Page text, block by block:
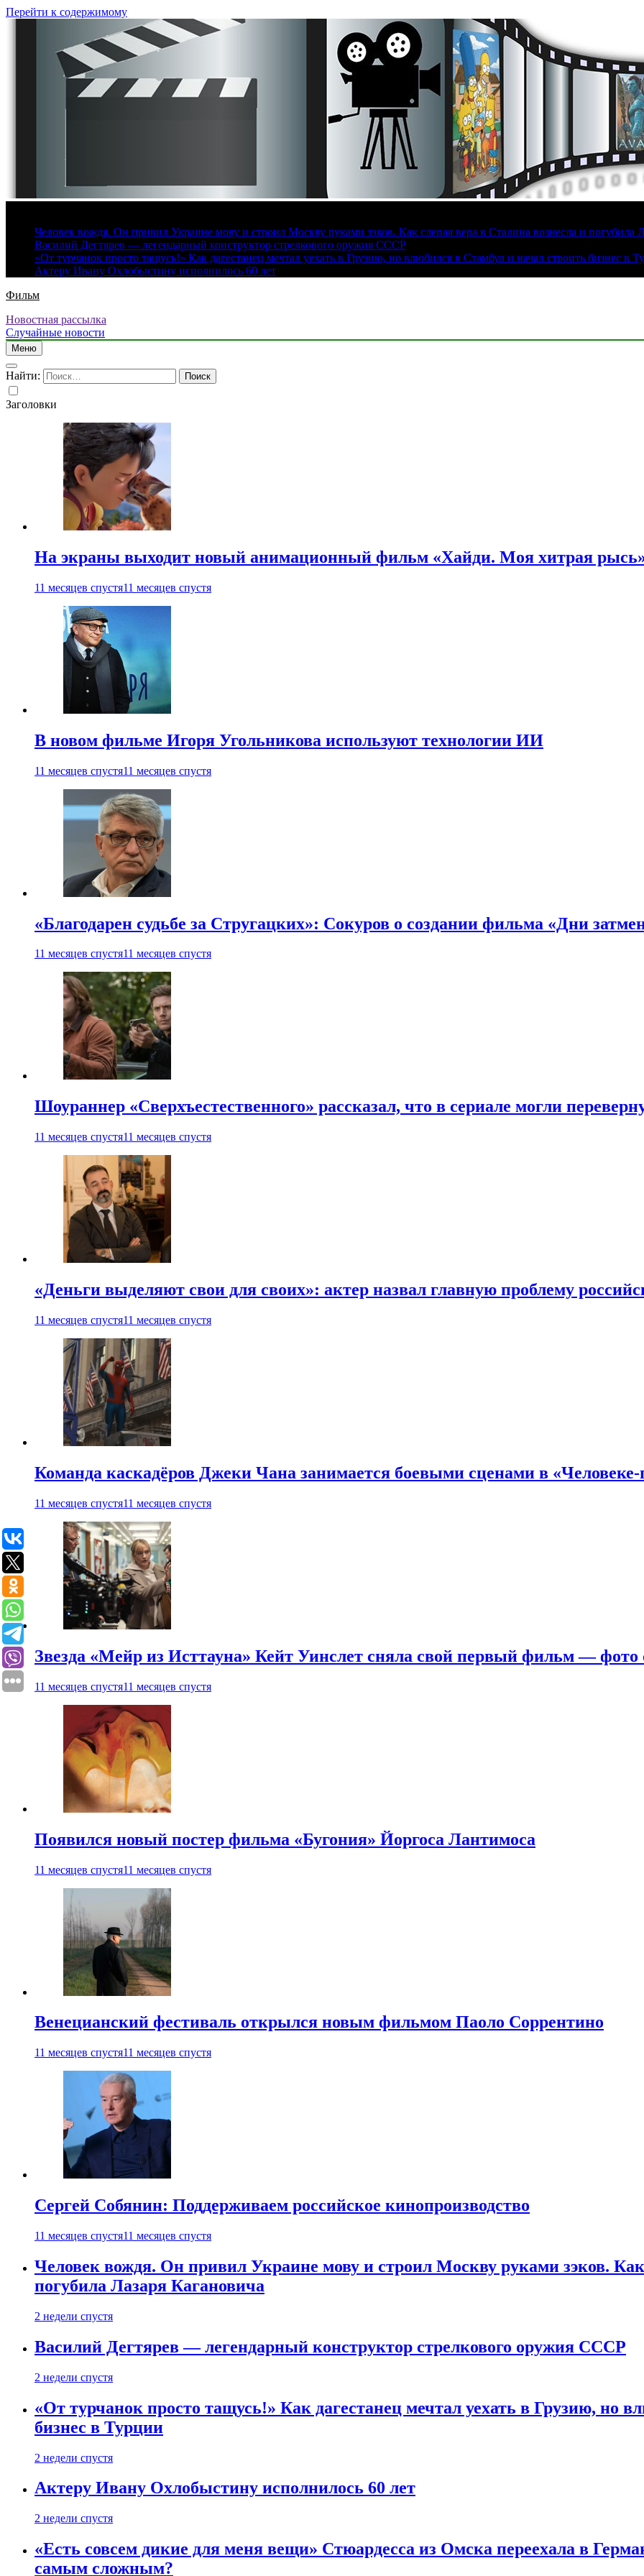
Перейти к содержимому
Человек вождя. Он привил Украине мову и строил Москву руками зэков. Как слепая вера в Сталина вознесла и погубила
Василий Дегтярев — легендарный конструктор стрелкового оружия СССР
«От турчанок просто тащусь!» Как дагестанец мечтал уехать в Грузию, но влюбился в Стамбул и начал строить бизнес в
Актеру Ивану Охлобыстину исполнилось 60 лет
Фильм
Новостная рассылка
Случайные новости
Меню
Найти:
Заголовки
На экраны выходит новый анимационный фильм «Хайди. Моя хитрая
11 месяцев спустя11 месяцев спустя
В новом фильме Игоря Угольникова используют технологии ИИ
11 месяцев спустя11 месяцев спустя
«Благодарен судьбе за Стругацких»: Сокуров о создании фильма «Дни
11 месяцев спустя11 месяцев спустя
Шоураннер «Сверхъестественного» рассказал, что в сериале могли
11 месяцев спустя11 месяцев спустя
«Деньги выделяют свои для своих»: актер назвал главную проблему
11 месяцев спустя11 месяцев спустя
Команда каскадёров Джеки Чана занимается боевыми сценами в «Человеке-
11 месяцев спустя11 месяцев спустя
Звезда «Мейр из Исттауна» Кейт Уинслет сняла свой первый фильм — фото
11 месяцев спустя11 месяцев спустя
Появился новый постер фильма «Бугония» Йоргоса Лантимоса
11 месяцев спустя11 месяцев спустя
Венецианский фестиваль открылся новым фильмом Паоло Соррентино
11 месяцев спустя11 месяцев спустя
Сергей Собянин: Поддерживаем российское кинопроизводство
11 месяцев спустя11 месяцев спустя
Человек вождя. Он привил Украине мову и строил Москву руками зэков.
погубила Лазаря Кагановича
2 недели спустя
Василий Дегтярев — легендарный конструктор стрелкового оружия СССР
2 недели спустя
«От турчанок просто тащусь!» Как дагестанец мечтал уехать в Грузию, но
бизнес в Турции
2 недели спустя
Актеру Ивану Охлобыстину исполнилось 60 лет
2 недели спустя
«Есть совсем дикие для меня вещи» Стюардесса из Омска переехала в
самым сложным?